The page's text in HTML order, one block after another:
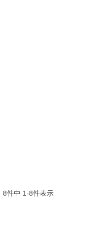
8件中 1-8件表示